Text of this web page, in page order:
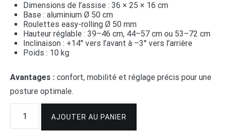
Dimensions de l’assise : 36 × 25 × 16 cm
Base : aluminium Ø 50 cm
Roulettes easy-rolling Ø 50 mm
Hauteur réglable : 39–46 cm, 44–57 cm ou 53–72 cm
Inclinaison : +14° vers l’avant à –3° vers l’arrière
Poids : 10 kg
Avantages : confort, mobilité et réglage précis pour une
posture optimale.
Siège
AJOUTER AU PANIER